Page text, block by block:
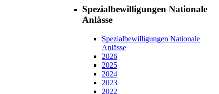
Spezialbewilligungen Nationale
Anlässe
Spezialbewilligungen Nationale
Anlässe
2026
2025
2024
2023
2022